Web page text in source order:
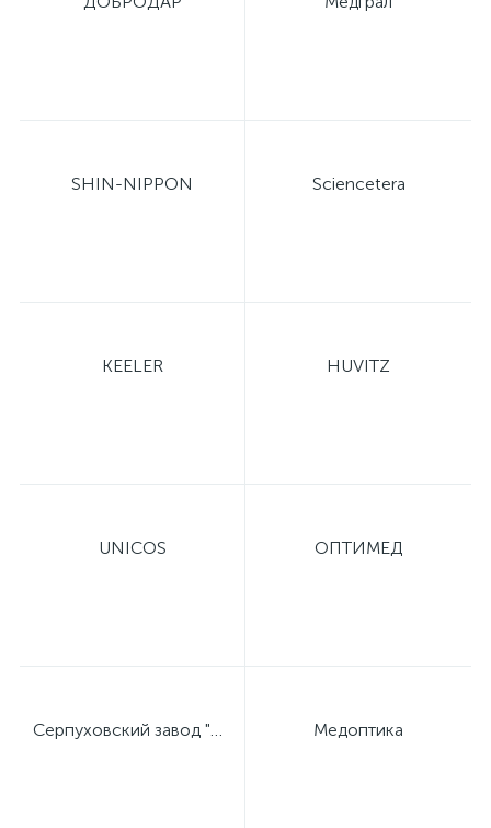
SHIN-NIPPON Sciencetera
KEELER HUVITZ
UNICOS ОПТИМЕД
Серпуховский завод "Металлист" Медоптика